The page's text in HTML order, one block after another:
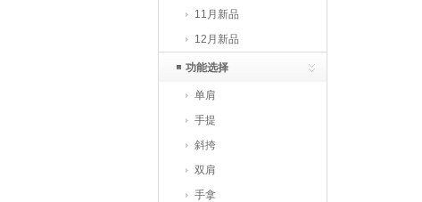
11月新品
12月新品
功能选择
单肩
手提
斜挎
双肩
手拿